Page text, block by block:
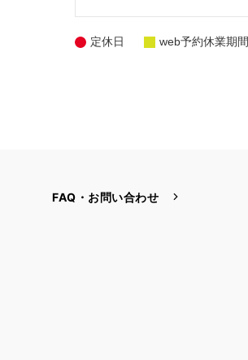
定休日 web予約休業期間
FAQ・お問い合わせ